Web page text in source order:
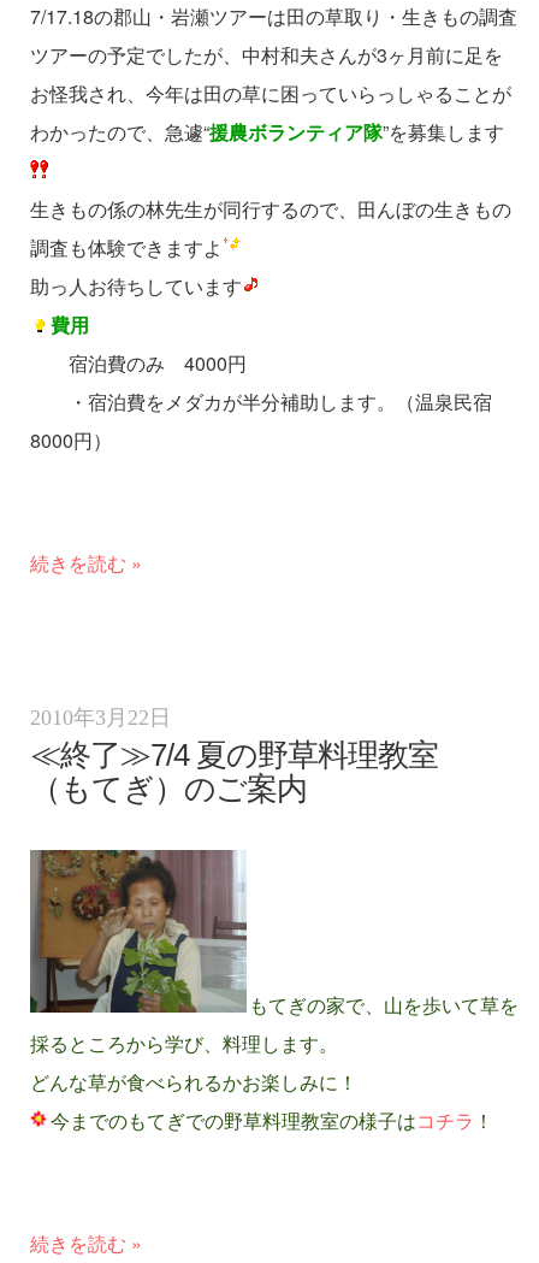
7/17.18の郡山・岩瀬ツアーは田の草取り・生きもの調査
ツアーの予定でしたが、中村和夫さんが3ヶ月前に足を
お怪我され、今年は田の草に困っていらっしゃることが
わかったので、急遽“援農ボランティア隊”を募集します
生きもの係の林先生が同行するので、田んぼの生きもの
調査も体験できますよ
助っ人お待ちしています
費用
宿泊費のみ 4000円
・宿泊費をメダカが半分補助します。（温泉民宿
8000円）
続きを読む »
2010年3月22日
≪終了≫7/4 夏の野草料理教室
（もてぎ）のご案内
もてぎの家で、山を歩いて草を
採るところから学び、料理します。
どんな草が食べられるかお楽しみに！
今までのもてぎでの野草料理教室の様子はコチラ ！
続きを読む »